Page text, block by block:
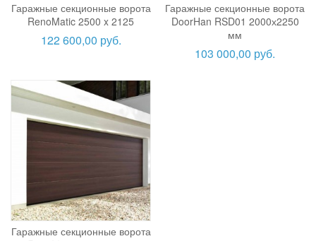
Гаражные секционные ворота
RenoMatic 2500 x 2125
122 600,00 руб.
Гаражные секционные ворота
DoorHan RSD01 2000х2250
мм
103 000,00 руб.
Гаражные секционные ворота